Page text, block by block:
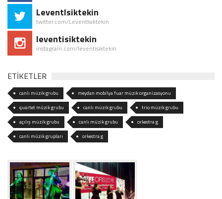
LeventIsiktekin
twitter.com/LeventIsiktekin
leventisiktekin
instagram.com/leventisiktekin
ETİKETLER
canlı müzik grubu
meydan mobilya fuar müzik organizasyonu
quartet müzik grubu
canlı müzik grubu
trio müzik grubu
açılış müzik grubu
canlı müzik grubu
orkestra g
canlı müzik grupları
orkestra g